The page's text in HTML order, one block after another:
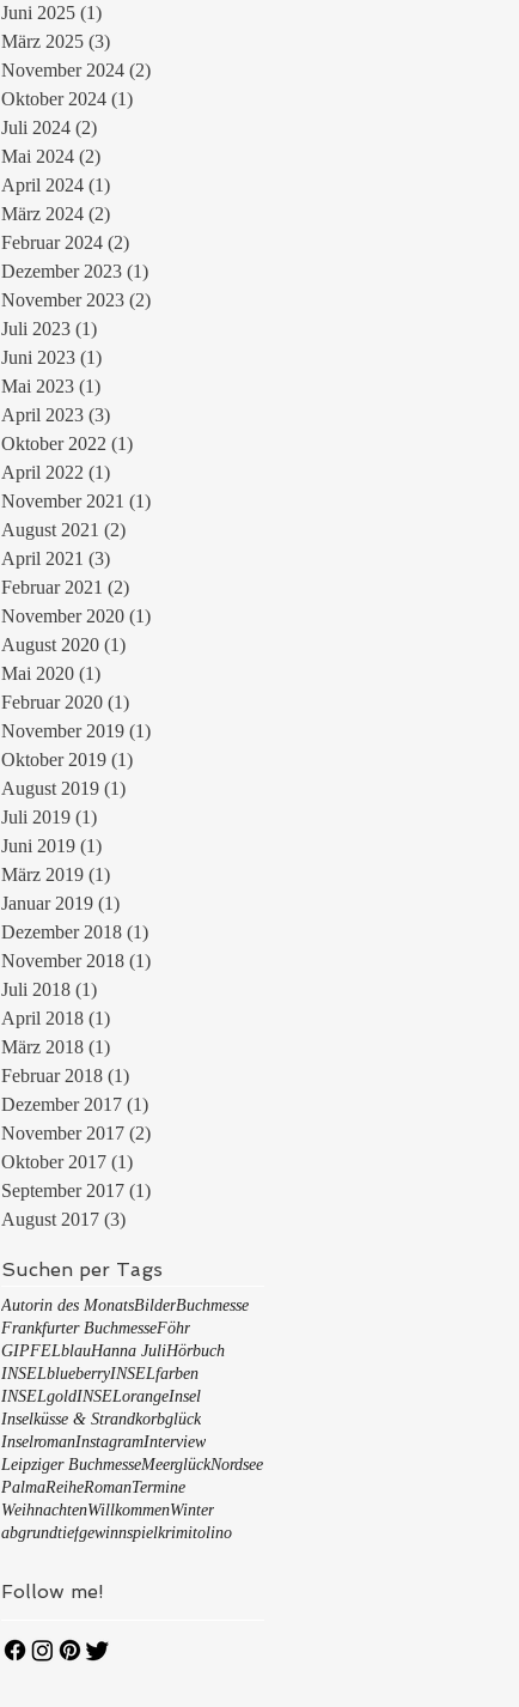
Juni 2025 (1)
März 2025 (3)
November 2024 (2)
Oktober 2024 (1)
Juli 2024 (2)
Mai 2024 (2)
April 2024 (1)
März 2024 (2)
Februar 2024 (2)
Dezember 2023 (1)
November 2023 (2)
Juli 2023 (1)
Juni 2023 (1)
Mai 2023 (1)
April 2023 (3)
Oktober 2022 (1)
April 2022 (1)
November 2021 (1)
August 2021 (2)
April 2021 (3)
Februar 2021 (2)
November 2020 (1)
August 2020 (1)
Mai 2020 (1)
Februar 2020 (1)
November 2019 (1)
Oktober 2019 (1)
August 2019 (1)
Juli 2019 (1)
Juni 2019 (1)
März 2019 (1)
Januar 2019 (1)
Dezember 2018 (1)
November 2018 (1)
Juli 2018 (1)
April 2018 (1)
März 2018 (1)
Februar 2018 (1)
Dezember 2017 (1)
November 2017 (2)
Oktober 2017 (1)
September 2017 (1)
August 2017 (3)
Suchen per Tags
Autorin des MonatsBilderBuchmesse
Frankfurter BuchmesseFöhr
GIPFELblauHanna JuliHörbuch
INSELblueberryINSELfarben
INSELgoldINSELorangeInsel
Inselküsse & Strandkorbglück
InselromanInstagramInterview
Leipziger BuchmesseMeerglückNordsee
PalmaReiheRomanTermine
WeihnachtenWillkommenWinter
abgrundtiefgewinnspielkrimitolino
Follow me!